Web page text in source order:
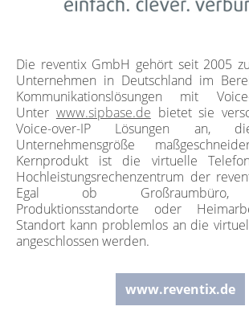
Die reventix GmbH gehört seit 2005
Unternehmen in Deutschland im
Kommunikationslösungen mit
Unter www.sipbase.de bietet sie
Voice-over-IP Lösungen
Unternehmensgröße
Kernprodukt ist die virtuelle
Hochleistungsrechenzentrum der
Egal ob Großraumbüro,
Produktionsstandorte oder
Standort kann problemlos an die
angeschlossen werden.
www.reventix.de